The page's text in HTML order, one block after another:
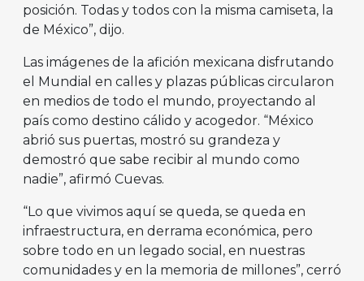
posición. Todas y todos con la misma camiseta, la
de México”, dijo.
Las imágenes de la afición mexicana disfrutando
el Mundial en calles y plazas públicas circularon
en medios de todo el mundo, proyectando al
país como destino cálido y acogedor. “México
abrió sus puertas, mostró su grandeza y
demostró que sabe recibir al mundo como
nadie”, afirmó Cuevas.
“Lo que vivimos aquí se queda, se queda en
infraestructura, en derrama económica, pero
sobre todo en un legado social, en nuestras
comunidades y en la memoria de millones”, cerró